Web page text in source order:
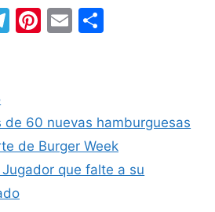
T
a
m
Pi
st
E
ar
tir
de 60 nuevas hamburguesas
de Burger Week
que falte a su